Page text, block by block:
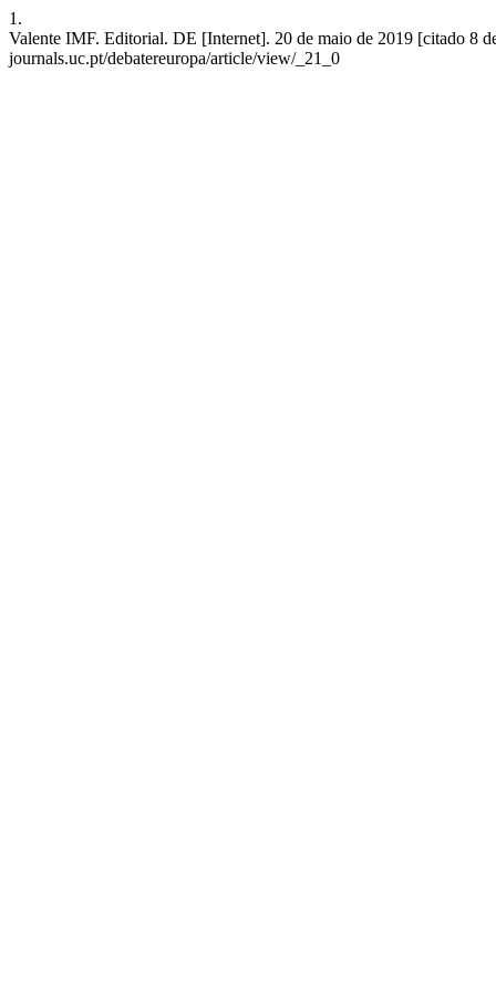
1.
Valente IMF. Editorial. DE [Internet]. 20 de maio de 2019 [citado 8
journals.uc.pt/debatereuropa/article/view/_21_0